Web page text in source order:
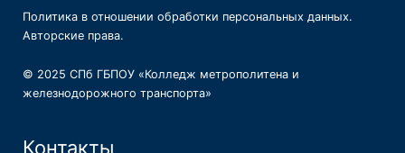
Политика в отношении обработки персональных данных.
Авторские права.
© 2025 СПб ГБПОУ «Колледж метрополитена и
железнодорожного транспорта»
Контакты